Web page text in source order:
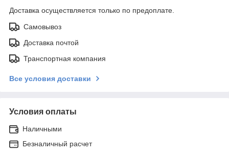
Доставка осуществляется только по предоплате.
Самовывоз
Доставка почтой
Транспортная компания
Все условия доставки
Условия оплаты
Наличными
Безналичный расчет